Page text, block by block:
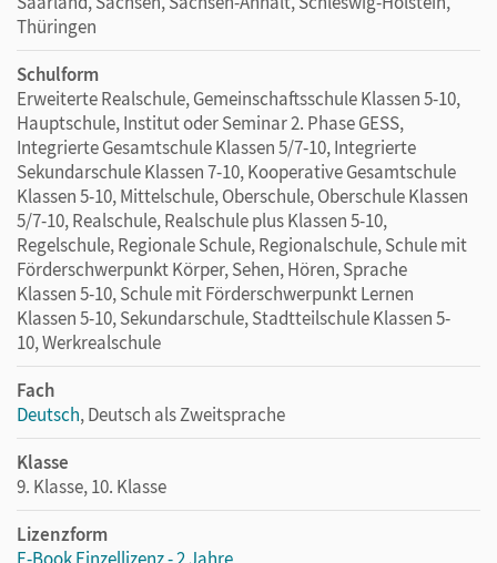
Thüringen
Schulform
Erweiterte Realschule, Gemeinschaftsschule Klassen 5-10,
Hauptschule, Institut oder Seminar 2. Phase GESS,
Integrierte Gesamtschule Klassen 5/7-10, Integrierte
Sekundarschule Klassen 7-10, Kooperative Gesamtschule
Klassen 5-10, Mittelschule, Oberschule, Oberschule Klassen
5/7-10, Realschule, Realschule plus Klassen 5-10,
Regelschule, Regionale Schule, Regionalschule, Schule mit
Förderschwerpunkt Körper, Sehen, Hören, Sprache
Klassen 5-10, Schule mit Förderschwerpunkt Lernen
Klassen 5-10, Sekundarschule, Stadtteilschule Klassen 5-
10, Werkrealschule
Fach
Deutsch, Deutsch als Zweitsprache
Klasse
9. Klasse, 10. Klasse
Lizenzform